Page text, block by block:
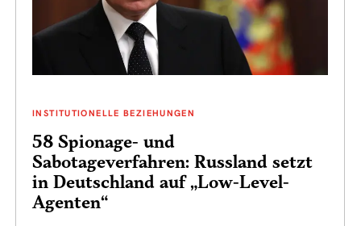
INSTITUTIONELLE BEZIEHUNGEN
58 Spionage- und
Sabotageverfahren: Russland setzt
in Deutschland auf „Low-Level-
Agenten“